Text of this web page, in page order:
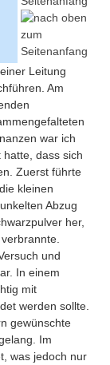
Leitung
Am
war ich
dass sich
Zuerst führte
kleinen
Abzug
her,
und
In einem
mit
werden sollte.
gewünschte
Im
was jedoch nur